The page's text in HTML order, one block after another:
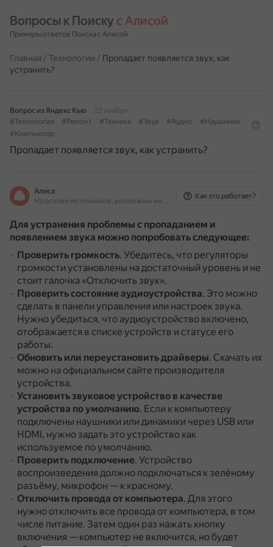
Вопросы к Поиску с Алисой
Примеры ответов Поиска с Алисой
Главная / Технологии / Пропадает появляется звук, как
устранить?
Вопрос из Яндекс Кью
22 ноября
#Технологии
#Ремонт #Техника #Звук #Аудио
#Наушники
#Компьютер
Пропадает появляется звук, как устранить?
Алиса
На основе источников, возможны неточности
Как это работает?
Для устранения проблемы с пропаданием и
появлением звука можно попробовать следующее:
Проверить громкость. Убедитесь, что регуляторы
громкости установлены на достаточный уровень и не
стоит галочка «Отключить звук».
Проверить состояние аудиоустройства. Это можно
сделать в панели управления или настроек звука.
Нужно убедиться, что аудиоустройство включено,
отображается в списке устройств и статусе его
работы.
Обновить или переустановить драйверы. Скачать их
можно на официальном сайте производителя
устройства.
Установить звуковое устройство в качестве
устройства по умолчанию. Если к компьютеру
подключены наушники или динамики через USB или
HDMI, нужно задать это устройство как
используемое по умолчанию.
Проверить подключение. Устройство
воспроизведения должно подключаться к зелёному
разъёму, микрофон — к красному.
Отключить провода от компьютера. Для этого
нужно отключить все провода от компьютера, в том
числе питание. Затем один раз нажать кнопку
включения — компьютер не включится, но будет